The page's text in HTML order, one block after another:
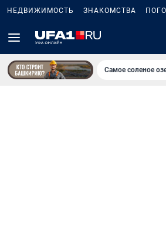
НЕДВИЖИМОСТЬ ЗНАКОМСТВА
Самое соленое